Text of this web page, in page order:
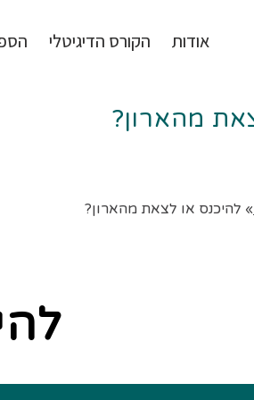
אודות הקורס הדיגיטלי
מהארון?
» להיכנס או לצאת מהארון?